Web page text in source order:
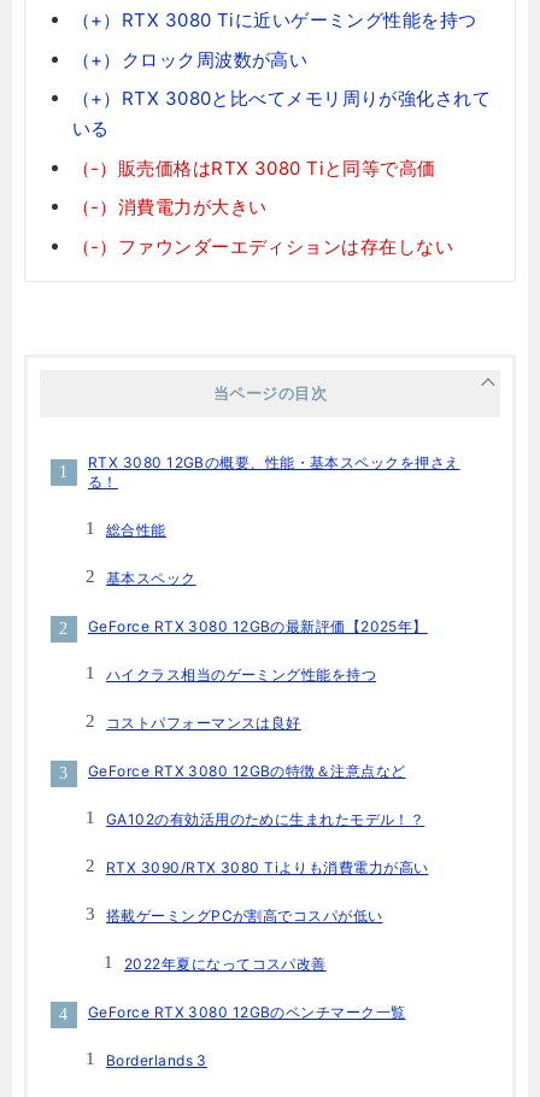
（+）RTX 3080 Tiに近いゲーミング性能を持つ
（+）クロック周波数が高い
（+）RTX 3080と比べてメモリ周りが強化されて
いる
（-）販売価格はRTX 3080 Tiと同等で高価
（-）消費電力が大きい
（-）ファウンダーエディションは存在しない
当ページの目次
RTX 3080 12GBの概要、性能・基本スペックを押さえ
る！
総合性能
基本スペック
GeForce RTX 3080 12GBの最新評価【2025年】
ハイクラス相当のゲーミング性能を持つ
コストパフォーマンスは良好
GeForce RTX 3080 12GBの特徴＆注意点など
GA102の有効活用のために生まれたモデル！？
RTX 3090/RTX 3080 Tiよりも消費電力が高い
搭載ゲーミングPCが割高でコスパが低い
2022年夏になってコスパ改善
GeForce RTX 3080 12GBのベンチマーク一覧
Borderlands 3